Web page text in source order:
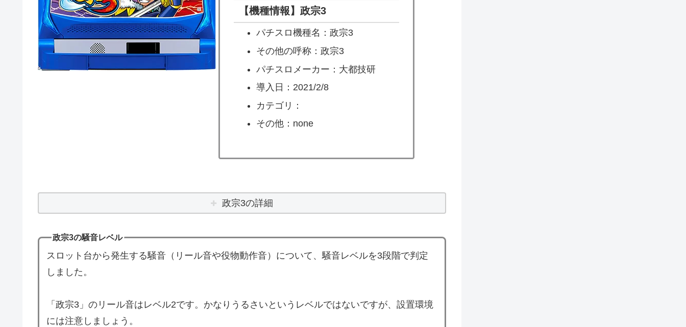
【機種情報】政宗3
パチスロ機種名：政宗3
その他の呼称：政宗3
パチスロメーカー：大都技研
導入日：2021/2/8
カテゴリ：
その他：none
政宗3の詳細
政宗3の騒音レベル
スロット台から発生する騒音（リール音や役物動作音）について、騒音レベルを3段階で判定
しました。
「政宗3」のリール音はレベル2です。かなりうるさいというレベルではないですが、設置環境
には注意しましょう。